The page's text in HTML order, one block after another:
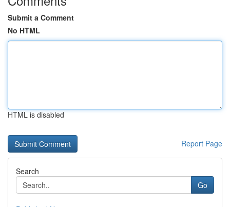
Submit a Comment
No HTML
HTML is disabled
Report Page
Search
Go